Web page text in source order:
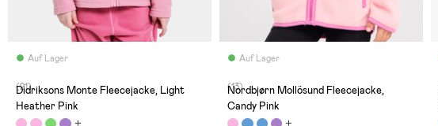
Auf Lager
(21)
Didriksons Monte Fleecejacke, Light
Heather Pink
Auf Lager
(13)
Nordbjørn Mollösund Fleecejacke,
Candy Pink